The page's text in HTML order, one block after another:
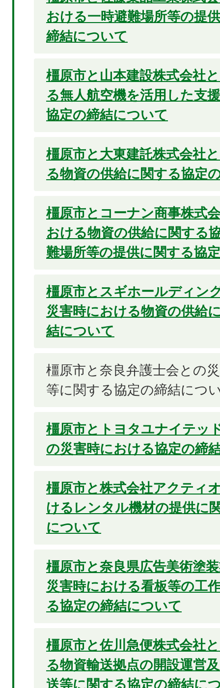
おける一時避難場所等の提
締結について
橿原市と山本建設株式会社
る無人航空機を活用した支
協定の締結について
橿原市と大東建託株式会社
る物資の供給に関する協定
橿原市とコーナン商事株式
おける物資の供給に関する
難場所等の提供に関する協
橿原市とスギホールディン
災害時における物資の供給
結について
橿原市と奈良弁護士会との
等に関する協定の締結につ
橿原市とトヨタユナイテッ
の災害時における協定の締
橿原市と株式会社アクティ
けるレンタル機材の提供に
について
橿原市と奈良県広告美術塗
災害時における看板等の工
る協定の締結について
橿原市と佐川急便株式会社
る物資輸送拠点の開設運営
送等に関する協定の締結に